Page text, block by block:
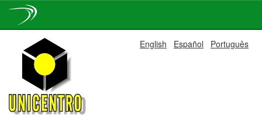
navigation
English Español Português